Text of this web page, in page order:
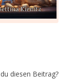
diesen Beitrag?